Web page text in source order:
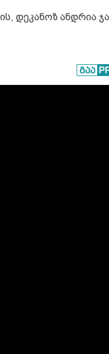
დეკანოზ ანდრია